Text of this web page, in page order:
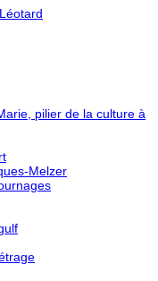
pilier de la culture à
Melzer